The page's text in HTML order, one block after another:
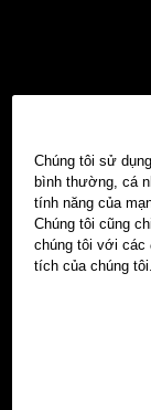
Chúng tôi sử
bình thường, cá
tính năng của
Chúng tôi cũng
chúng tôi với các
tích của chúng tôi.